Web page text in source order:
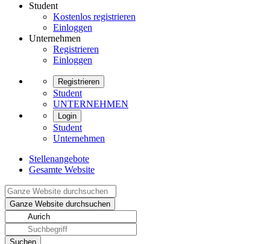
Student
Kostenlos registrieren
Einloggen
Unternehmen
Registrieren
Einloggen
Registrieren
Student
UNTERNEHMEN
Login
Student
Unternehmen
Stellenangebote
Gesamte Website